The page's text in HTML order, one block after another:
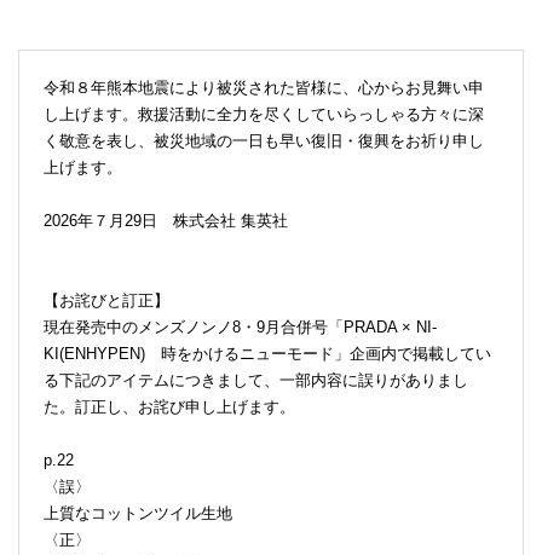
令和８年熊本地震により被災された皆様に、心からお見舞い申
し上げます。救援活動に全力を尽くしていらっしゃる方々に深
く敬意を表し、被災地域の一日も早い復旧・復興をお祈り申し
上げます。
2026年７月29日 株式会社 集英社
【お詫びと訂正】
現在発売中のメンズノンノ8・9月合併号「PRADA × NI-
KI(ENHYPEN) 時をかけるニューモード」企画内で掲載してい
る下記のアイテムにつきまして、一部内容に誤りがありまし
た。訂正し、お詫び申し上げます。
p.22
〈誤〉
上質なコットンツイル生地
〈正〉